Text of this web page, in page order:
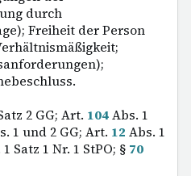
durch
Freiheit der Person
2 GG; Art. 104Abs. 1
1 und 2 GG; Art. 12 Abs. 1
Satz 1 Nr. 1 StPO; § 70